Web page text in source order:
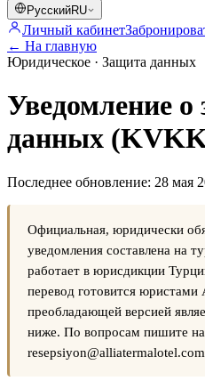
РусскийRU
Личный кабинет
← На главную
Юридическое · Защита данных
Уведомление о
данных
Последнее обновление: 28 мая
Официальная, юридически
уведомления составлена на
работает в юрисдикции
перевод готовится юристами
преобладающей версией
ниже. По вопросам пишите на